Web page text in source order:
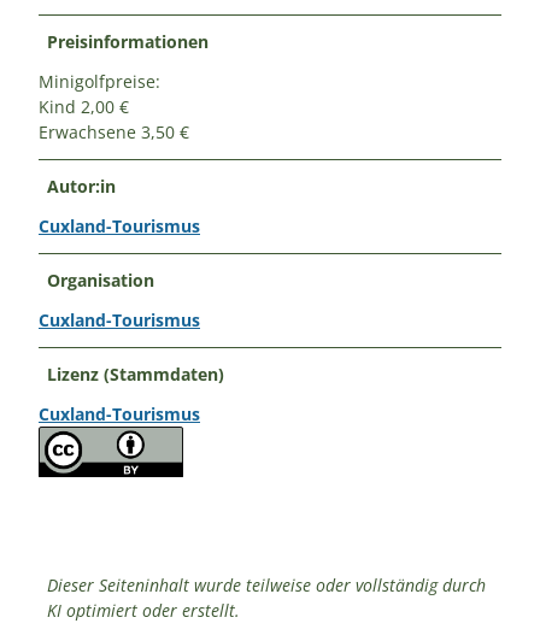
Preisinformationen
Minigolfpreise:
Kind 2,00 €
Erwachsene 3,50 €
Autor:in
Cuxland-Tourismus
Organisation
Cuxland-Tourismus
Lizenz (Stammdaten)
Cuxland-Tourismus
Dieser Seiteninhalt wurde teilweise oder vollständig durch
KI optimiert oder erstellt.